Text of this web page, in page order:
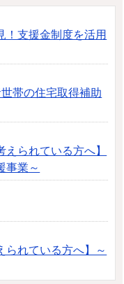
支援金制度を活用
帯の住宅取得補助
られている方へ】
事業～
れている方へ】～